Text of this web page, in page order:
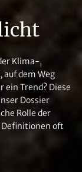
Klima-,
dem Weg
ein Trend? Diese
Dossier
Rolle der
Definitionen oft